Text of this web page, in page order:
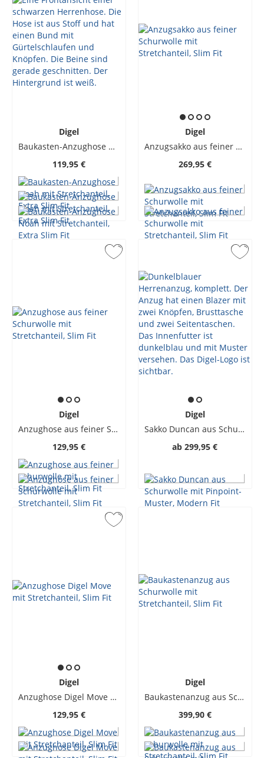
Digel
Baukasten-Anzughose Noah mit Stretchanteil, Extra Slim Fit
119,95 €
Digel
Anzugsakko aus feiner Schurwolle mit Stretchanteil, Slim Fit
269,95 €
Digel
Anzughose aus feiner Schurwolle mit Stretchanteil, Slim Fit
129,95 €
Digel
Sakko Duncan aus Schurwolle mit Pinpoint-Muster, Modern Fit
ab 299,95 €
Digel
Anzughose Digel Move mit Stretchanteil, Slim Fit
129,95 €
Digel
Baukastenanzug aus Schurwolle mit Stretchanteil, Slim Fit
399,90 €